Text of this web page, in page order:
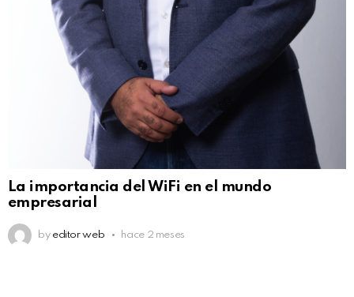
La importancia del WiFi en el mundo
empresarial
by editor web hace 2 meses